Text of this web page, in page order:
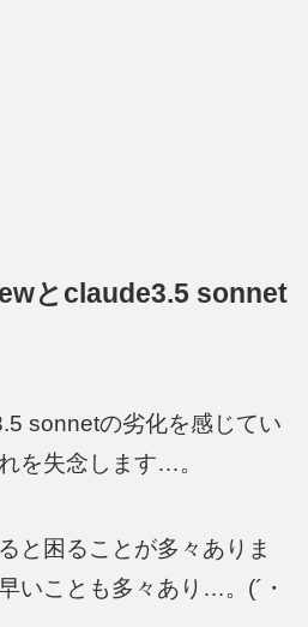
とclaude3.5 sonnet
sonnetの劣化を感じてい
を失念します…。
と困ることが多々ありま
いことも多々あり…。(´・